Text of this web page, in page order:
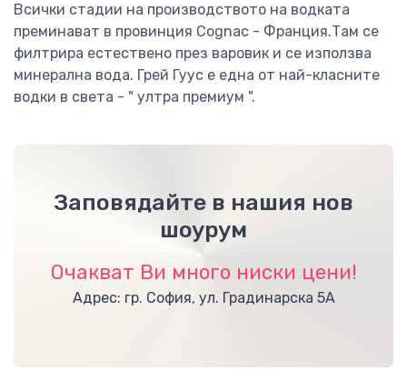
Всички стадии на производството на водката
преминават в провинция Cognac - Франция.Там се
филтрира естествено през варовик и се използва
минерална вода. Грей Гуус e една от най-класните
водки в света - " ултра премиум ".
Заповядайте в нашия нов
шоурум
Очакват Ви много ниски цени!
Адрес: гр. София, ул. Градинарска 5А